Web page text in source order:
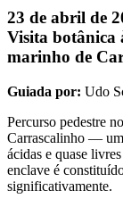
23 de abril de
Visita botânica
marinho de
Guiada por: Udo
Percurso pedestre
Carrascalinho —
ácidas e quase
enclave é
significativamente.